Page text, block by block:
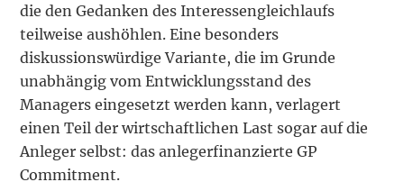
die den Gedanken des Interessengleichlaufs
teilweise aushöhlen. Eine besonders
diskussionswürdige Variante, die im Grunde
unabhängig vom Entwicklungsstand des
Managers eingesetzt werden kann, verlagert
einen Teil der wirtschaftlichen Last sogar auf die
Anleger selbst: das anlegerfinanzierte GP
Commitment.